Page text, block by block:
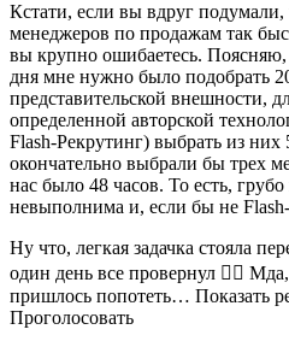
Кстати, если вы вдруг
менеджеров по продажам так
вы крупно ошибаетесь.
дня мне нужно было подобрать
представительской внешности,
определенной авторской
Flash-Рекрутинг) выбрать из
окончательно выбрали бы трех
нас было 48 часов. То есть,
невыполнима и, если бы не
Ну что, легкая задачка стояла
один день все провернул 😵‍💫
пришлось попотеть… Показать
Проголосовать